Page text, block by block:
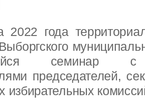
2022 года
семинар с
председателей,
избирательных